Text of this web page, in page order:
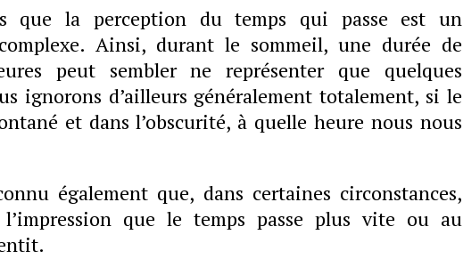
que la perception du temps qui passe est un
Ainsi, durant le sommeil, une durée de
peut sembler ne représenter que quelques
ignorons d’ailleurs généralement totalement, si le
et dans l’obscurité, à quelle heure nous nous
également que, dans certaines circonstances,
que le temps passe plus vite ou au